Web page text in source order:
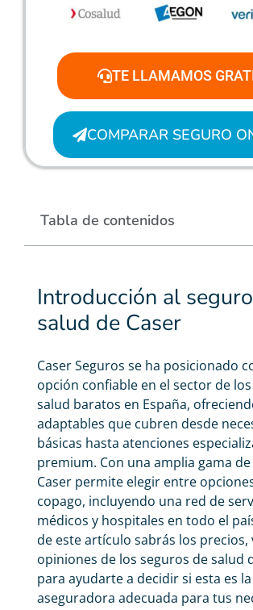
Introducción al
salud de Caser
Caser Seguros se ha posicionado
opción confiable en el sector de los
salud baratos en España,
adaptables que cubren desde
básicas hasta atenciones
premium. Con una amplia gama
Caser permite elegir entre
copago, incluyendo una red de
médicos y hospitales en todo el
de este artículo sabrás los precios,
opiniones de los seguros de salud
para ayudarte a decidir si esta es la
aseguradora adecuada para tus
TE LLAMAMOS
COMPARAR SEGURO
Tabla de contenidos